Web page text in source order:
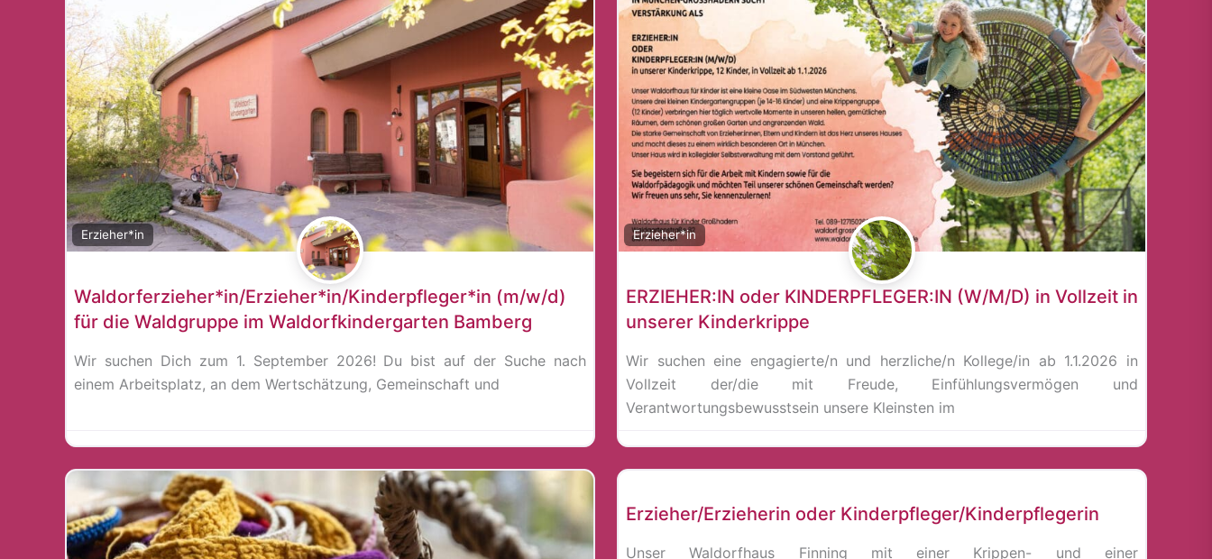
Erzieher*in
Waldorferzieher*in/Erzieher*in/Kinderpfleger*in (m/w/d)
für die Waldgruppe im Waldorfkindergarten Bamberg
Wir suchen Dich zum 1. September 2026! Du bist auf der Suche nach
einem Arbeitsplatz, an dem Wertschätzung, Gemeinschaft und
Erzieher*in
ERZIEHER:IN oder KINDERPFLEGER:IN (W/M/D) in Vollzeit in
unserer Kinderkrippe
Wir suchen eine engagierte/n und herzliche/n Kollege/in ab 1.1.2026 in
Vollzeit der/die mit Freude, Einfühlungsvermögen und
Verantwortungsbewusstsein unsere Kleinsten im
Erzieher/Erzieherin oder Kinderpfleger/Kinderpflegerin
Unser Waldorfhaus Finning mit einer Krippen- und einer